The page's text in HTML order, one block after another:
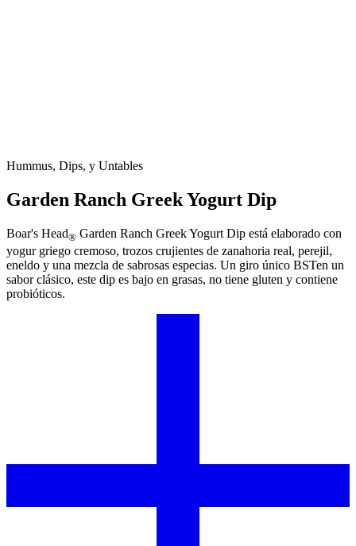
Hummus, Dips, y Untables
Garden Ranch Greek Yogurt Dip
Boar's Head® Garden Ranch Greek Yogurt Dip está elaborado con
yogur griego cremoso, trozos crujientes de zanahoria real, perejil,
eneldo y una mezcla de sabrosas especias. Un giro único BSTen un
sabor clásico, este dip es bajo en grasas, no tiene gluten y contiene
probióticos.